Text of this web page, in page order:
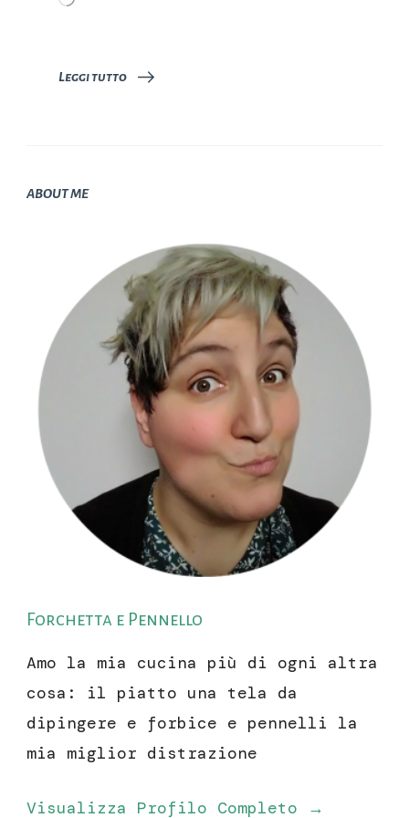
Leggi tutto
ABOUT ME
Forchetta e Pennello
Amo la mia cucina più di ogni altra
cosa: il piatto una tela da
dipingere e forbice e pennelli la
mia miglior distrazione
Visualizza Profilo Completo →